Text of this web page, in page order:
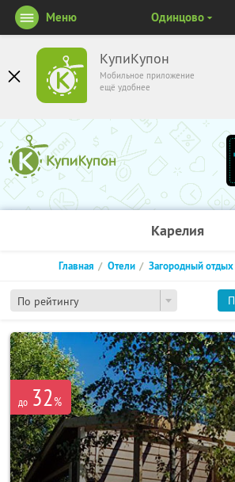
КупиКупон
Мобильное приложение
ещё удобнее
Меню Одинцово
Карелия
По рейтингу
Главная Отели Загородный отдых
до 32%